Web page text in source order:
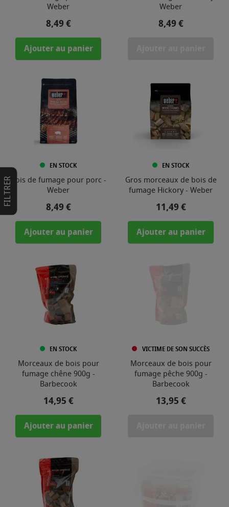
FILTRER
Weber
Prix
8,49 €
Ajouter au panier
Weber
Prix
8,49 €
EN STOCK
Bois de fumage pour porc -
Weber
Prix
8,49 €
Ajouter au panier
EN STOCK
Gros morceaux de bois de
fumage Hickory - Weber
Prix
11,49 €
Ajouter au panier
EN STOCK
Morceaux de bois pour
fumage chêne 900g -
Barbecook
Prix
14,95 €
Ajouter au panier
VICTIME DE SON SUCCÈS
Morceaux de bois pour
fumage pêche 900g -
Barbecook
Prix
13,95 €